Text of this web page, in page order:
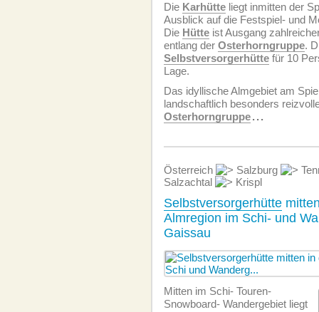
Die Karhütte liegt inmitten der
Ausblick auf die Festspiel- und
Die Hütte ist Ausgang
entlang der Osterhorngruppe.
Selbstversorgerhütte für 10
Lage.
Das idyllische Almgebiet am
landschaftlich besonders
Osterhorngruppe...
Österreich Salzburg
Salzachtal
Krispl
Selbstversorgerhütte
Almregion im Schi- und
Gaissau
Mitten im Schi- Touren-
Snowboard- Wandergebiet liegt